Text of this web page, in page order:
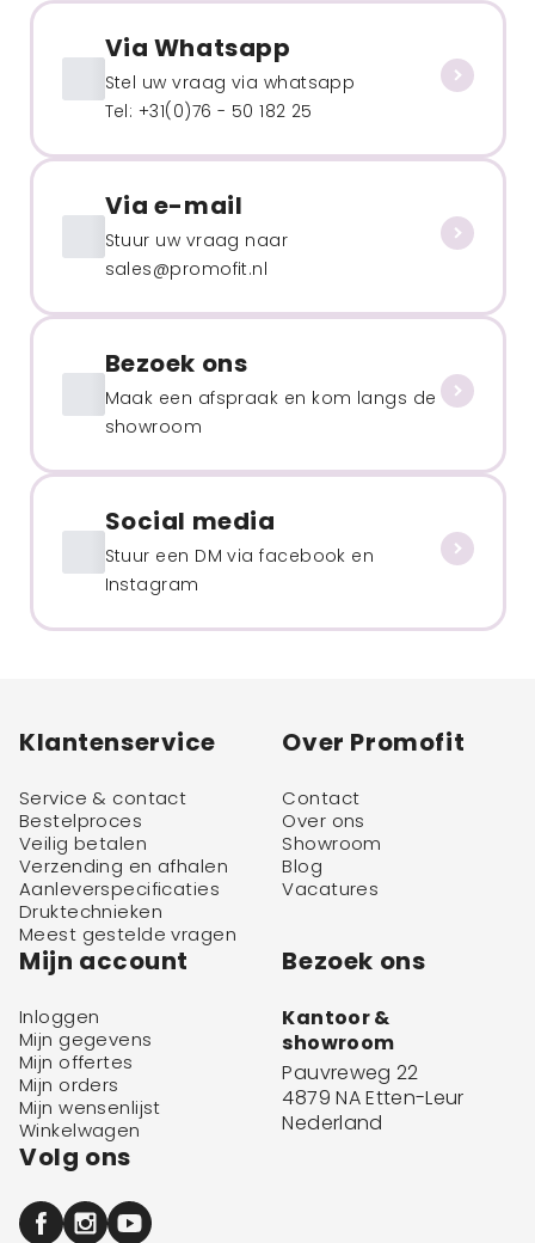
Via Whatsapp
Stel uw vraag via whatsapp
Tel: +31(0)76 - 50 182 25
Via e-mail
Stuur uw vraag naar
sales@promofit.nl
Bezoek ons
Maak een afspraak en kom langs de
showroom
Social media
Stuur een DM via facebook en
Instagram
Klantenservice
Service & contact
Bestelproces
Veilig betalen
Verzending en afhalen
Aanleverspecificaties
Druktechnieken
Meest gestelde vragen
Over Promofit
Contact
Over ons
Showroom
Blog
Vacatures
Mijn account
Inloggen
Mijn gegevens
Mijn offertes
Mijn orders
Mijn wensenlijst
Winkelwagen
Bezoek ons
Kantoor &
showroom
Pauvreweg 22
4879 NA Etten-Leur
Nederland
Volg ons